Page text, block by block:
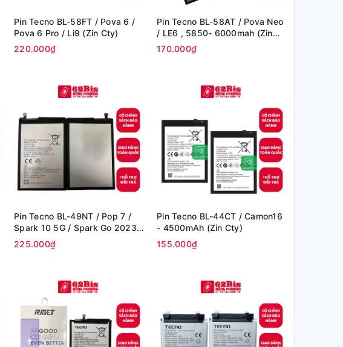
Pin Tecno BL-58FT / Pova 6 /
Pova 6 Pro / Li9 (Zin Cty)
220.000₫
Pin Tecno BL-58AT / Pova Neo
/ LE6 , 5850- 6000mah (Zin
Cty)
170.000₫
Pin Tecno BL-49NT / Pop 7 /
Spark 10 5G / Spark Go 2023 /
Spark Go 2024 -5000mAh (Zin
Cty)
225.000₫
Pin Tecno BL-44CT / Camon16
- 4500mAh (Zin Cty)
155.000₫